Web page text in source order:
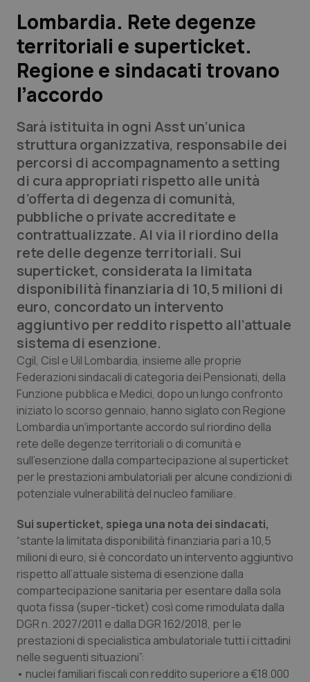
Lavoro e Professioni
Scienza e Farmaci
Studi e Analisi
Lettere al direttore
Edizioni Regionali
QS Pro
Professionisti Sanitari.AI
Abruzzo
Basilicata
Calabria
Campania
Emilia-Romagna
Friuli Venezia Giulia
Lazio
Lombardia
Marche
Molise
Piemonte
QS Pro Gold
Artrite & artrosi
Asma & BPCO
Car-T
Colesterolo & coronaropatie
Dermatite Atopica
Diabete & glucometri
Dolore
Donna & Salute
Epatiti
HIV
QS Club Newsletter
Lombardia. Rete degenze
territoriali e superticket.
Regione e sindacati trovano
l’accordo
Sarà istituita in ogni Asst un’unica
struttura organizzativa, responsabile dei
percorsi di accompagnamento a setting
di cura appropriati rispetto alle unità
d’offerta di degenza di comunità,
pubbliche o private accreditate e
contrattualizzate. Al via il riordino della
rete delle degenze territoriali. Sui
superticket, considerata la limitata
disponibilità finanziaria di 10,5 milioni di
euro, concordato un intervento
aggiuntivo per reddito rispetto all’attuale
sistema di esenzione.
Cgil, Cisl e Uil Lombardia, insieme alle proprie
Federazioni sindacali di categoria dei Pensionati, della
Funzione pubblica e Medici, dopo un lungo confronto
iniziato lo scorso gennaio, hanno siglato con Regione
Lombardia un‘importante accordo sul riordino della
rete delle degenze territoriali o di comunità e
sull'esenzione dalla compartecipazione al superticket
per le prestazioni ambulatoriali per alcune condizioni di
potenziale vulnerabilità del nucleo familiare.
Sui superticket, spiega una nota dei sindacati,
“stante la limitata disponibilità finanziaria pari a 10,5
milioni di euro, si è concordato un intervento aggiuntivo
rispetto all’attuale sistema di esenzione dalla
compartecipazione sanitaria per esentare dalla sola
quota fissa (super-ticket) così come rimodulata dalla
DGR n. 2027/2011 e dalla DGR 162/2018, per le
prestazioni di specialistica ambulatoriale tutti i cittadini
nelle seguenti situazioni”:
• nuclei familiari fiscali con reddito superiore a €18.000